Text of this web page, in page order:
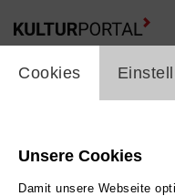
Cookies
Unsere Cookies
Damit unsere Webseite